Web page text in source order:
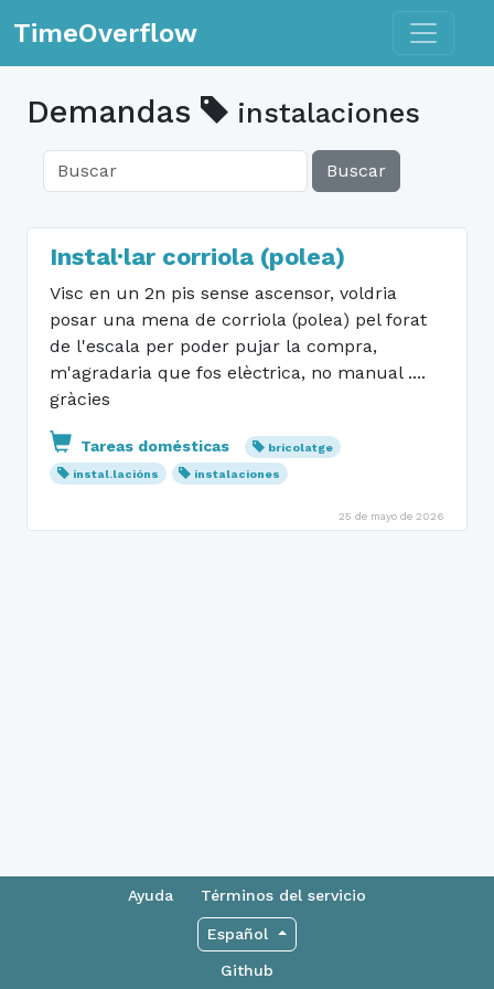
TimeOverflow Toggle
Demandas instalaciones
Buscar
Instal·lar corriola (polea)
Visc en un 2n pis sense ascensor, voldria
posar una mena de corriola (polea) pel forat
de l'escala per poder pujar la compra,
m'agradaria que fos elèctrica, no manual ....
gràcies
Tareas domésticas
bricolatge
instal.lacións
instalaciones
25 de mayo de 2026
Ayuda Términos del servicio
Español
Github